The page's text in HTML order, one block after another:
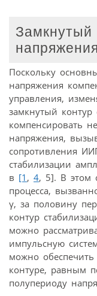
Замкнутый
напряжения
Поскольку
напряжения
управления,
замкнутый контур
компенсировать
напряжения,
сопротивления
стабилизации
в [1 , 4, 5]. В этом
процесса,
γ, за половину
контур
можно
импульсную
можно обеспечить
контуре, равным
полупериоду